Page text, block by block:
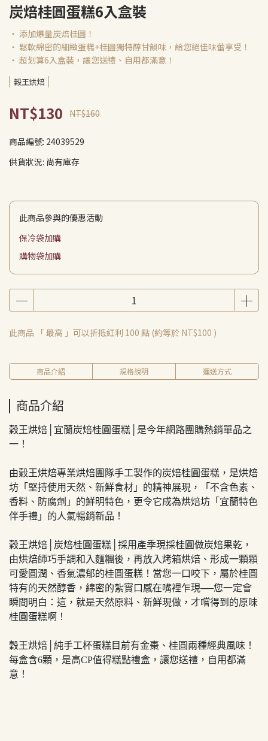
炭焙桂圓蛋糕6入盒裝
‧ 添加爆量炭焙桂圓！
‧ 鬆軟綿密的細緻蛋糕+桂圓獨特醇甘韻味，給您絕佳味蕾享受！
‧ 超划算6入盒裝，讓您送禮、自用都滿意！
穀王烘焙
NT$130 NT$160
商品編號: 24039529
供貨狀況: 尚有庫存
此商品參與的優惠活動
保冷袋加購
購物袋加購
此商品 「 最高 」可以折抵紅利 100 點 (約等於 NT$100 )
商品介紹 規格說明 運送方式
商品介紹
穀王烘焙│宜蘭炭焙桂圓蛋糕│是今年網路團購熱銷單品之
一！
由穀王烘焙專業烘焙團隊手工製作的炭焙桂圓蛋糕，是烘焙
坊「堅持使用天然、新鮮食材」的精神展現，「不含色素、
香料、防腐劑」的鮮明特色，更令它成為烘焙坊「宜蘭特色
伴手禮」的人氣暢銷新品！
穀王烘焙│炭焙桂圓蛋糕│採用產季現採桂圓做炭焙果乾，
由烘焙師巧手調和入麵糰後，再放入烤箱烘焙、形成一顆顆
可愛圓潤、香氣濃郁的桂圓蛋糕！當您一口咬下，屬於桂圓
特有的天然醇香，綿密的紮實口感在嘴裡乍現──您一定會
瞬間明白：這，就是天然原料、新鮮現做，才嚐得到的原味
桂圓蛋糕啊！
穀王烘焙│純手工杯蛋糕目前有金棗、桂圓兩種經典風味！
每盒含6顆，是高CP值得糕點禮盒，讓您送禮，自用都滿
意！